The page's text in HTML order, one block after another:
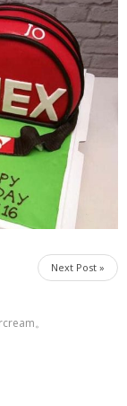
Next Post »
。